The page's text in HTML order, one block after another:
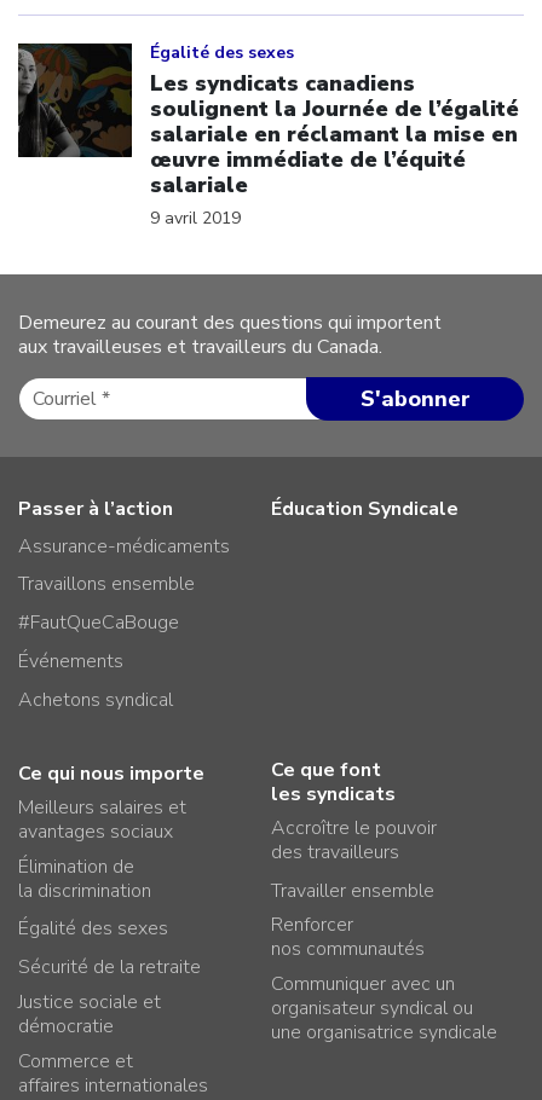
Égalité des sexes
Les syndicats canadiens
soulignent la Journée de l’égalité
salariale en réclamant la mise en
œuvre immédiate de l’équité
salariale
9 avril 2019
Demeurez au courant des questions qui importent
aux travailleuses et travailleurs du Canada.
Passer à l’action
Assurance-médicaments
Travaillons ensemble
#FautQueCaBouge
Événements
Achetons syndical
Éducation Syndicale
Ce qui nous importe
Meilleurs salaires et
avantages sociaux
Élimination de
la discrimination
Égalité des sexes
Sécurité de la retraite
Justice sociale et
démocratie
Commerce et
affaires internationales
Ce que font
les syndicats
Accroître le pouvoir
des travailleurs
Travailler ensemble
Renforcer
nos communautés
Communiquer avec un
organisateur syndical ou
une organisatrice syndicale